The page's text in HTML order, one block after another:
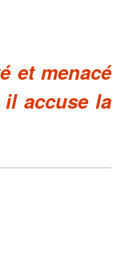
et menacé
accuse la